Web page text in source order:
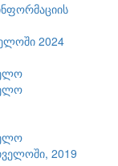
2024
2019